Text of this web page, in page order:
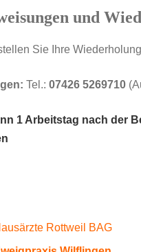
und
Sie Ihre
Tel.: 07426 5269710
1 Arbeitstag nach der
Rottweil BAG